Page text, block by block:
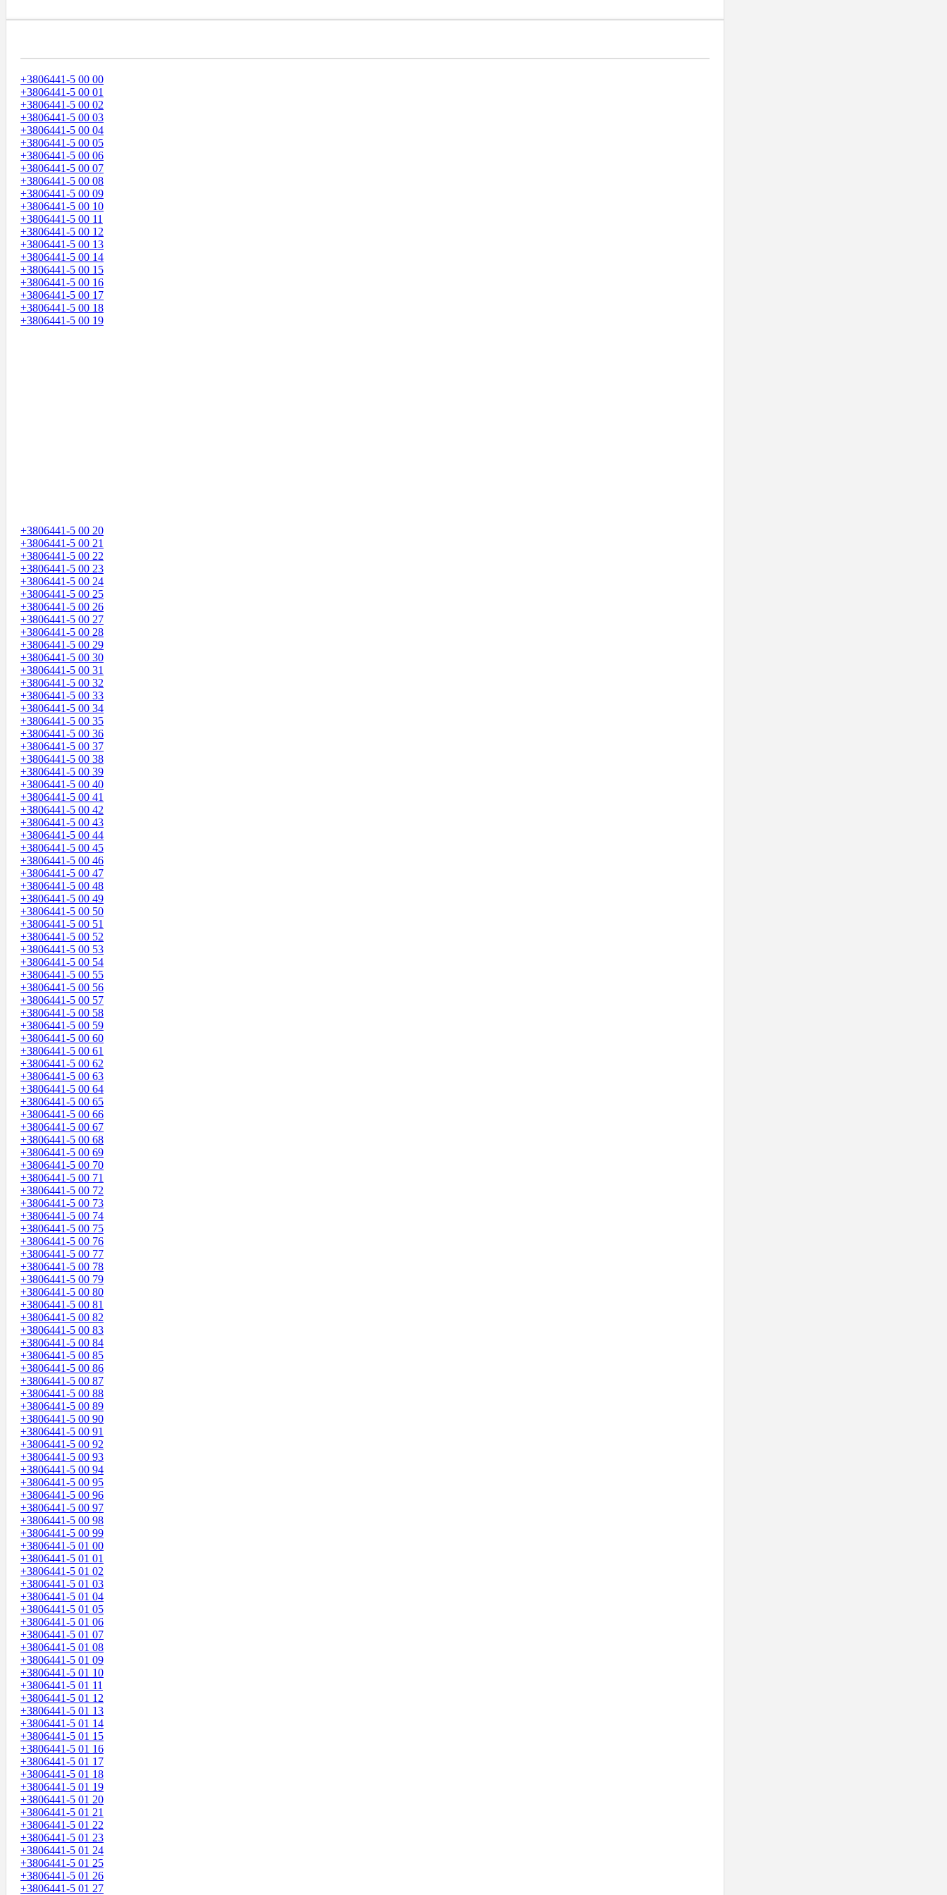
+3806441-5 00 00
+3806441-5 00 01
+3806441-5 00 02
+3806441-5 00 03
+3806441-5 00 04
+3806441-5 00 05
+3806441-5 00 06
+3806441-5 00 07
+3806441-5 00 08
+3806441-5 00 09
+3806441-5 00 10
+3806441-5 00 11
+3806441-5 00 12
+3806441-5 00 13
+3806441-5 00 14
+3806441-5 00 15
+3806441-5 00 16
+3806441-5 00 17
+3806441-5 00 18
+3806441-5 00 19
+3806441-5 00 20
+3806441-5 00 21
+3806441-5 00 22
+3806441-5 00 23
+3806441-5 00 24
+3806441-5 00 25
+3806441-5 00 26
+3806441-5 00 27
+3806441-5 00 28
+3806441-5 00 29
+3806441-5 00 30
+3806441-5 00 31
+3806441-5 00 32
+3806441-5 00 33
+3806441-5 00 34
+3806441-5 00 35
+3806441-5 00 36
+3806441-5 00 37
+3806441-5 00 38
+3806441-5 00 39
+3806441-5 00 40
+3806441-5 00 41
+3806441-5 00 42
+3806441-5 00 43
+3806441-5 00 44
+3806441-5 00 45
+3806441-5 00 46
+3806441-5 00 47
+3806441-5 00 48
+3806441-5 00 49
+3806441-5 00 50
+3806441-5 00 51
+3806441-5 00 52
+3806441-5 00 53
+3806441-5 00 54
+3806441-5 00 55
+3806441-5 00 56
+3806441-5 00 57
+3806441-5 00 58
+3806441-5 00 59
+3806441-5 00 60
+3806441-5 00 61
+3806441-5 00 62
+3806441-5 00 63
+3806441-5 00 64
+3806441-5 00 65
+3806441-5 00 66
+3806441-5 00 67
+3806441-5 00 68
+3806441-5 00 69
+3806441-5 00 70
+3806441-5 00 71
+3806441-5 00 72
+3806441-5 00 73
+3806441-5 00 74
+3806441-5 00 75
+3806441-5 00 76
+3806441-5 00 77
+3806441-5 00 78
+3806441-5 00 79
+3806441-5 00 80
+3806441-5 00 81
+3806441-5 00 82
+3806441-5 00 83
+3806441-5 00 84
+3806441-5 00 85
+3806441-5 00 86
+3806441-5 00 87
+3806441-5 00 88
+3806441-5 00 89
+3806441-5 00 90
+3806441-5 00 91
+3806441-5 00 92
+3806441-5 00 93
+3806441-5 00 94
+3806441-5 00 95
+3806441-5 00 96
+3806441-5 00 97
+3806441-5 00 98
+3806441-5 00 99
+3806441-5 01 00
+3806441-5 01 01
+3806441-5 01 02
+3806441-5 01 03
+3806441-5 01 04
+3806441-5 01 05
+3806441-5 01 06
+3806441-5 01 07
+3806441-5 01 08
+3806441-5 01 09
+3806441-5 01 10
+3806441-5 01 11
+3806441-5 01 12
+3806441-5 01 13
+3806441-5 01 14
+3806441-5 01 15
+3806441-5 01 16
+3806441-5 01 17
+3806441-5 01 18
+3806441-5 01 19
+3806441-5 01 20
+3806441-5 01 21
+3806441-5 01 22
+3806441-5 01 23
+3806441-5 01 24
+3806441-5 01 25
+3806441-5 01 26
+3806441-5 01 27